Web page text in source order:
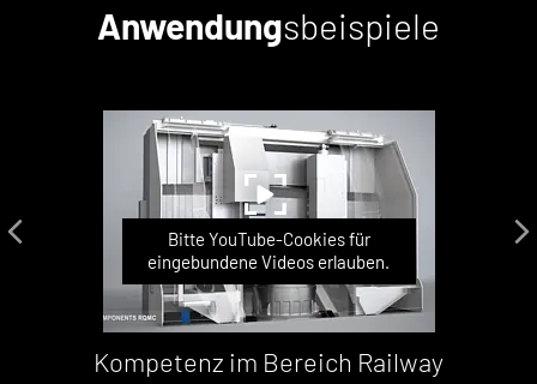
Anwendungsbeispiele
Bitte YouTube-Cookies für
eingebundene Videos erlauben.
Kompetenz im Bereich Railway